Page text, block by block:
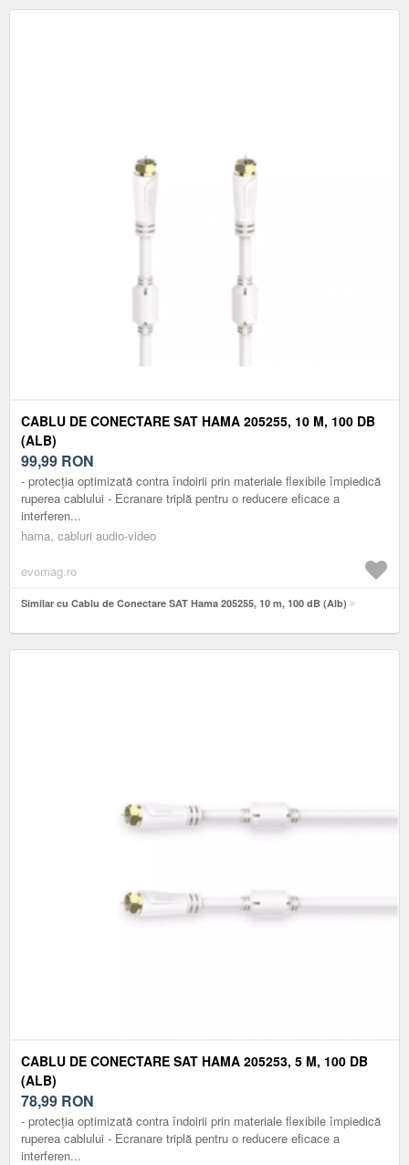
CABLU DE CONECTARE SAT HAMA 205255, 10 M, 100 DB
(ALB)
99,99 RON
- protecția optimizată contra îndoirii prin materiale flexibile împiedică
ruperea cablului - Ecranare triplă pentru o reducere eficace a
interferen...
hama, cabluri audio-video
evomag.ro
Similar cu Cablu de Conectare SAT Hama 205255, 10 m, 100 dB (Alb)
CABLU DE CONECTARE SAT HAMA 205253, 5 M, 100 DB
(ALB)
78,99 RON
- protecția optimizată contra îndoirii prin materiale flexibile împiedică
ruperea cablului - Ecranare triplă pentru o reducere eficace a
interferen...